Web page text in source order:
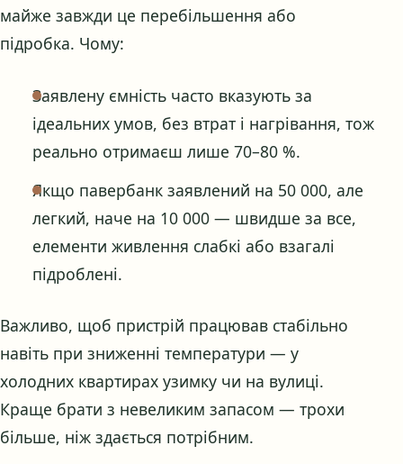
майже завжди це перебільшення або
підробка. Чому:
Заявлену ємність часто вказують за
ідеальних умов, без втрат і нагрівання, тож
реально отримаєш лише 70–80 %.
Якщо павербанк заявлений на 50 000, але
легкий, наче на 10 000 — швидше за все,
елементи живлення слабкі або взагалі
підроблені.
Важливо, щоб пристрій працював стабільно
навіть при зниженні температури — у
холодних квартирах узимку чи на вулиці.
Краще брати з невеликим запасом — трохи
більше, ніж здається потрібним.